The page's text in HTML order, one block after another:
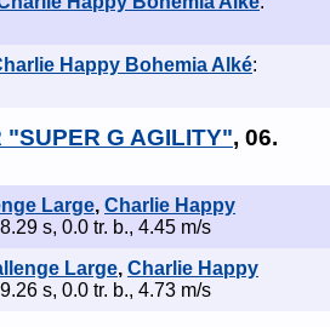
Happy Bohemia Alké:
G AGILITY", 06.
Large, Charlie Happy
s, 0.0 tr. b., 4.45 m/s
Large, Charlie Happy
s, 0.0 tr. b., 4.73 m/s